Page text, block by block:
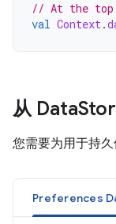
// At the
val Context.
从 Data
您需要为用于持久